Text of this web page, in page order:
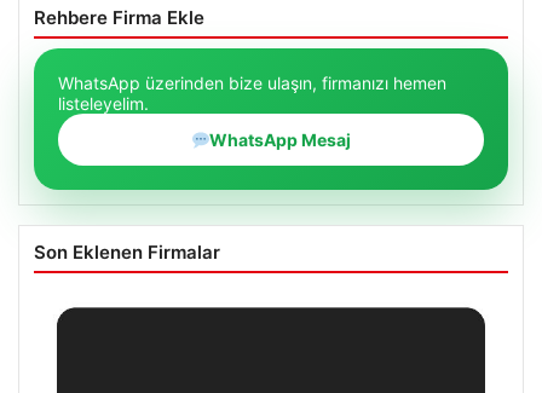
Rehbere Firma Ekle
WhatsApp üzerinden bize ulaşın, firmanızı hemen
listeleyelim.
WhatsApp Mesaj
Son Eklenen Firmalar